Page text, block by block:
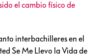
el cambio físico de
interbachilleres en el
Se Me Llevo la Vida de